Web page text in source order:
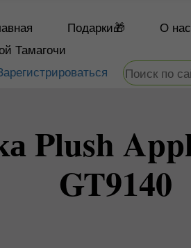
Подарки🎁 О
Тамагочи
Plush
GT9140